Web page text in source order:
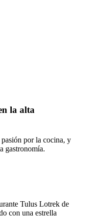
la alta
por la cocina, y
gastronomía.
Tulus Lotrek de
con una estrella